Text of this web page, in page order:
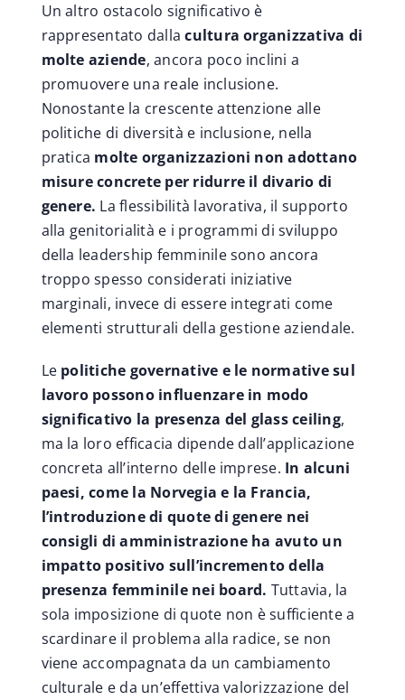
Un altro ostacolo significativo è
rappresentato dallacultura organizzativa di
molte aziende, ancora poco inclini a
promuovere una reale inclusione.
Nonostante la crescente attenzione alle
politiche di diversità e inclusione, nella
pratica molte organizzazioni non adottano
misure concrete per ridurre il divario di
genere. La flessibilità lavorativa, il supporto
alla genitorialità e i programmi di sviluppo
della leadership femminile sono ancora
troppo spesso considerati iniziative
marginali, invece di essere integrati come
elementi strutturali della gestione aziendale.
Le politiche governative e le normative sul
lavoro possono influenzare in modo
significativo la presenza del glass ceiling,
ma la loro efficacia dipende dall’applicazione
concreta all’interno delle imprese. In alcuni
paesi, come la Norvegia e la Francia,
l’introduzione di quote di genere nei
consigli di amministrazione ha avuto un
impatto positivo sull’incremento della
presenza femminile nei board. Tuttavia, la
sola imposizione di quote non è sufficiente a
scardinare il problema alla radice, se non
viene accompagnata da un cambiamento
culturale e da un’effettiva valorizzazione del